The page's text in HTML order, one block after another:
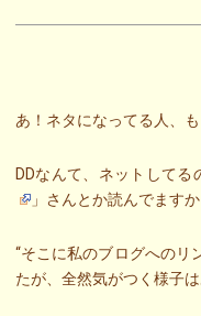
あ！ネタになってる人、
DDなんて、ネットしてる
」さんとか読んでますか
“そこに私のブログへのリ
たが、全然気がつく様子